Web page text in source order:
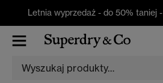
Letnia wyprzedaż - do 50% taniej -